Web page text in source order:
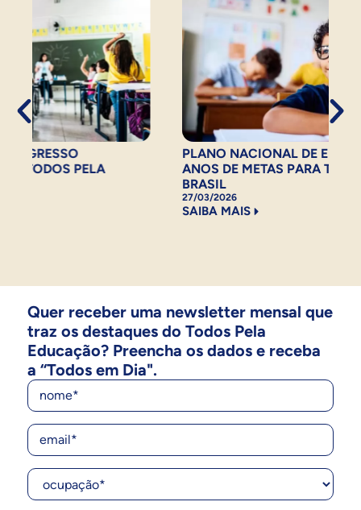
TODOS PELA
PLANO NACIONAL DE
ANOS DE METAS PARA
BRASIL
27/03/2026
SAIBA MAIS
Quer receber uma newsletter mensal que
traz os destaques do Todos Pela
Educação? Preencha os dados e receba
a “Todos em Dia".
Nome
E-Mail
Ocupação*